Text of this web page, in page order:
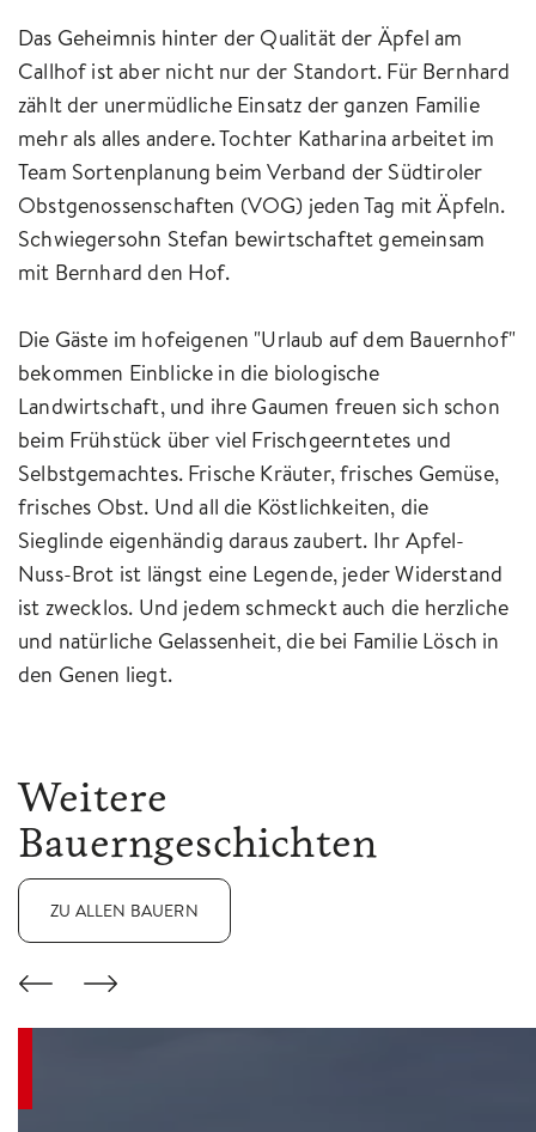
Das Geheimnis hinter der Qualität der Äpfel am
Callhof ist aber nicht nur der Standort. Für Bernhard
zählt der unermüdliche Einsatz der ganzen Familie
mehr als alles andere. Tochter Katharina arbeitet im
Team Sortenplanung beim Verband der Südtiroler
Obstgenossenschaften (VOG) jeden Tag mit Äpfeln.
Schwiegersohn Stefan bewirtschaftet gemeinsam
mit Bernhard den Hof.
Die Gäste im hofeigenen "Urlaub auf dem Bauernhof"
bekommen Einblicke in die biologische
Landwirtschaft, und ihre Gaumen freuen sich schon
beim Frühstück über viel Frischgeerntetes und
Selbstgemachtes. Frische Kräuter, frisches Gemüse,
frisches Obst. Und all die Köstlichkeiten, die
Sieglinde eigenhändig daraus zaubert. Ihr Apfel-
Nuss-Brot ist längst eine Legende, jeder Widerstand
ist zwecklos. Und jedem schmeckt auch die herzliche
und natürliche Gelassenheit, die bei Familie Lösch in
den Genen liegt.
Weitere
Bauerngeschichten
ZU ALLEN BAUERN